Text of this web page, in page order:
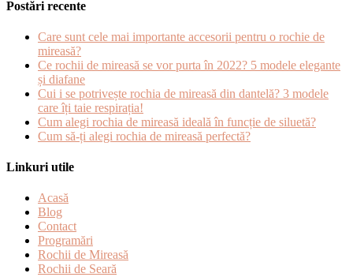
Postări recente
Care sunt cele mai importante accesorii pentru o rochie de
mireasă?
Ce rochii de mireasă se vor purta în 2022? 5 modele elegante
și diafane
Cui i se potrivește rochia de mireasă din dantelă? 3 modele
care îți taie respirația!
Cum alegi rochia de mireasă ideală în funcție de siluetă?
Cum să-ți alegi rochia de mireasă perfectă?
Linkuri utile
Acasă
Blog
Contact
Programări
Rochii de Mireasă
Rochii de Seară